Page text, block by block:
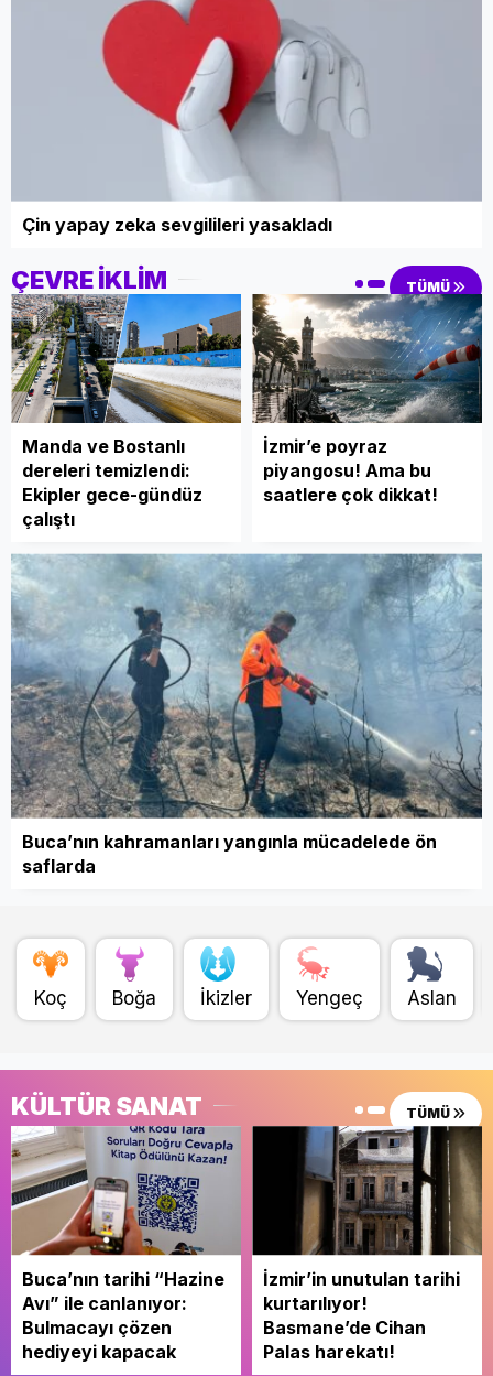
Çin yapay zeka sevgilileri yasakladı
ÇEVRE İKLİM TÜMÜ
Manda ve Bostanlı
dereleri temizlendi:
Ekipler gece-gündüz
çalıştı
İzmir’e poyraz
piyangosu! Ama bu
saatlere çok dikkat!
Buca’nın kahramanları yangınla mücadelede ön
saflarda
Koç Boğa İkizler Yengeç Aslan
KÜLTÜR SANAT TÜMÜ
Buca’nın tarihi “Hazine
Avı” ile canlanıyor:
Bulmacayı çözen
hediyeyi kapacak
İzmir’in unutulan tarihi
kurtarılıyor!
Basmane’de Cihan
Palas harekatı!